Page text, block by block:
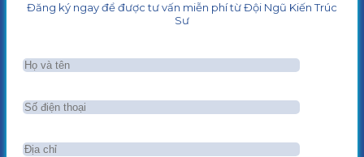
Đăng ký ngay để được tư vấn miễn phí từ Đội Ngũ Kiến Trúc
Sư